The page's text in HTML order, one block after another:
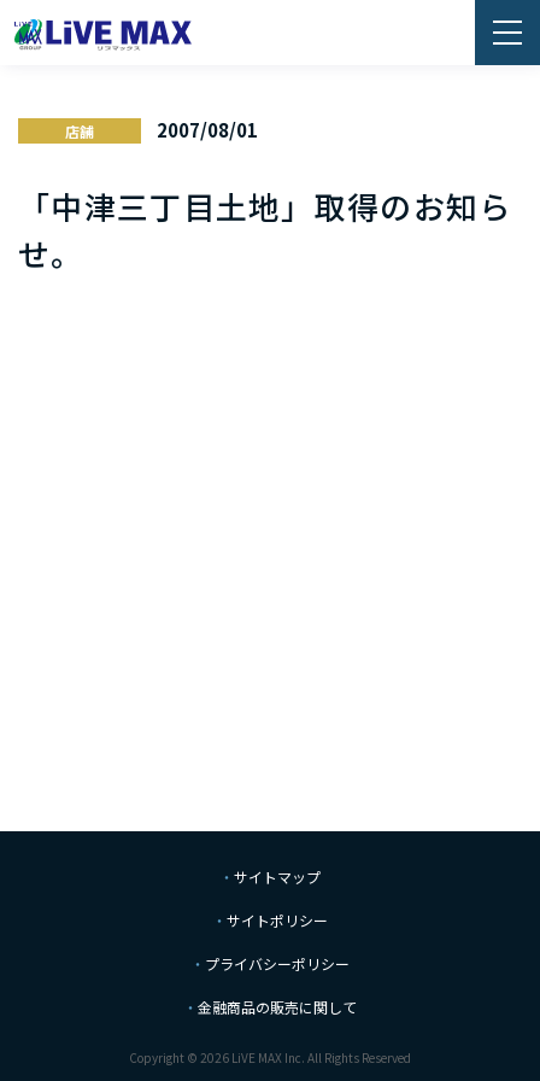
店舗 2007/08/01
「中津三丁目土地」取得のお知ら
せ。
サイトマップ
サイトポリシー
プライバシーポリシー
金融商品の販売に関して
Copyright © 2026 LiVE MAX Inc. All Rights Reserved